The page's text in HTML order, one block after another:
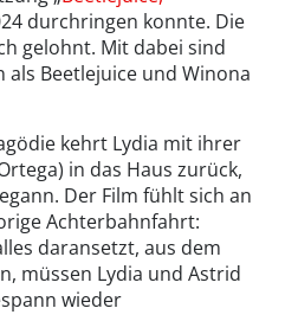
durchringen konnte. Die
gelohnt. Mit dabei sind
als Beetlejuice und Winona
kehrt Lydia mit ihrer
in das Haus zurück,
Der Film fühlt sich an
Achterbahnfahrt:
daransetzt, aus dem
müssen Lydia und Astrid
wieder